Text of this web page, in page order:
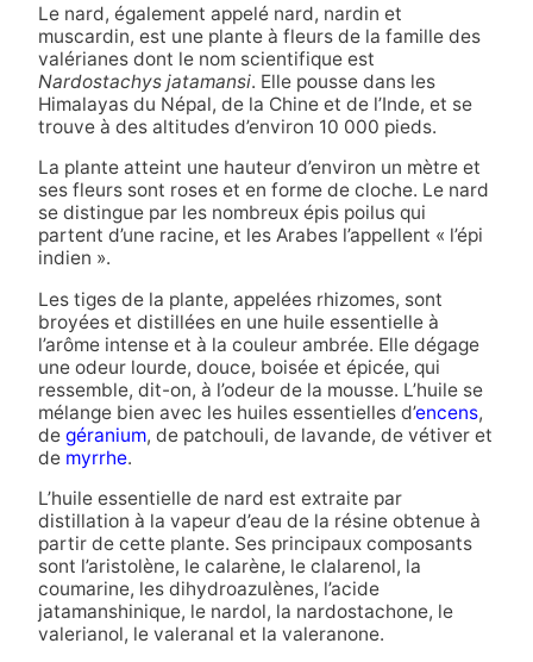
Le nard, également appelé nard, nardin et
muscardin, est une plante à fleurs de la famille des
valérianes dont le nom scientifique est
Nardostachys jatamansi. Elle pousse dans les
Himalayas du Népal, de la Chine et de l’Inde, et se
trouve à des altitudes d’environ 10 000 pieds.
La plante atteint une hauteur d’environ un mètre et
ses fleurs sont roses et en forme de cloche. Le nard
se distingue par les nombreux épis poilus qui
partent d’une racine, et les Arabes l’appellent « l’épi
indien ».
Les tiges de la plante, appelées rhizomes, sont
broyées et distillées en une huile essentielle à
l’arôme intense et à la couleur ambrée. Elle dégage
une odeur lourde, douce, boisée et épicée, qui
ressemble, dit-on, à l’odeur de la mousse. L’huile se
mélange bien avec les huiles essentielles d’encens,
de géranium, de patchouli, de lavande, de vétiver et
de myrrhe.
L’huile essentielle de nard est extraite par
distillation à la vapeur d’eau de la résine obtenue à
partir de cette plante. Ses principaux composants
sont l’aristolène, le calarène, le clalarenol, la
coumarine, les dihydroazulènes, l’acide
jatamanshinique, le nardol, la nardostachone, le
valerianol, le valeranal et la valeranone.